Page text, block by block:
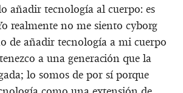
añadir tecnología al cuerpo: es
realmente no me siento cyborg
de añadir tecnología a mi cuerpo
a una generación que la
lo somos de por sí porque